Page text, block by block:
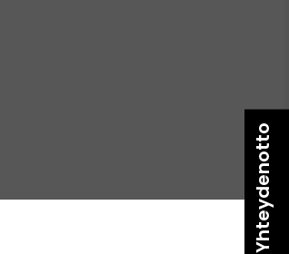
Yhteydenotto